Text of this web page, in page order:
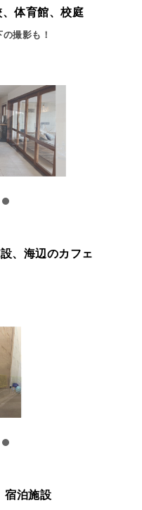
体育館、校庭
撮影も！
、海辺のカフェ
宿泊施設